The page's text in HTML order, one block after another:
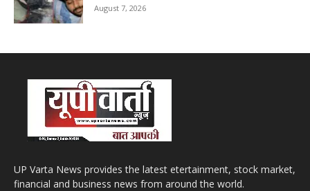
August 7, 2026
UP Varta News provides the latest etertainment, stock market,
financial and business news from around the world.